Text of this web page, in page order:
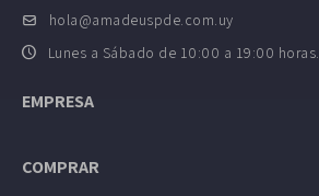
hola@amadeuspde.com.uy
Lunes a Sábado de 10:00 a 19:00 horas.
EMPRESA
COMPRAR